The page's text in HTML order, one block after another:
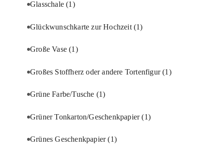
Glasschale(1)
Glückwunschkarte zur Hochzeit (1)
Große Vase(1)
Großes Stoffherz oder andere Tortenfigur(1)
Grüne Farbe/Tusche (1)
Grüner Tonkarton/Geschenkpapier(1)
Grünes Geschenkpapier(1)